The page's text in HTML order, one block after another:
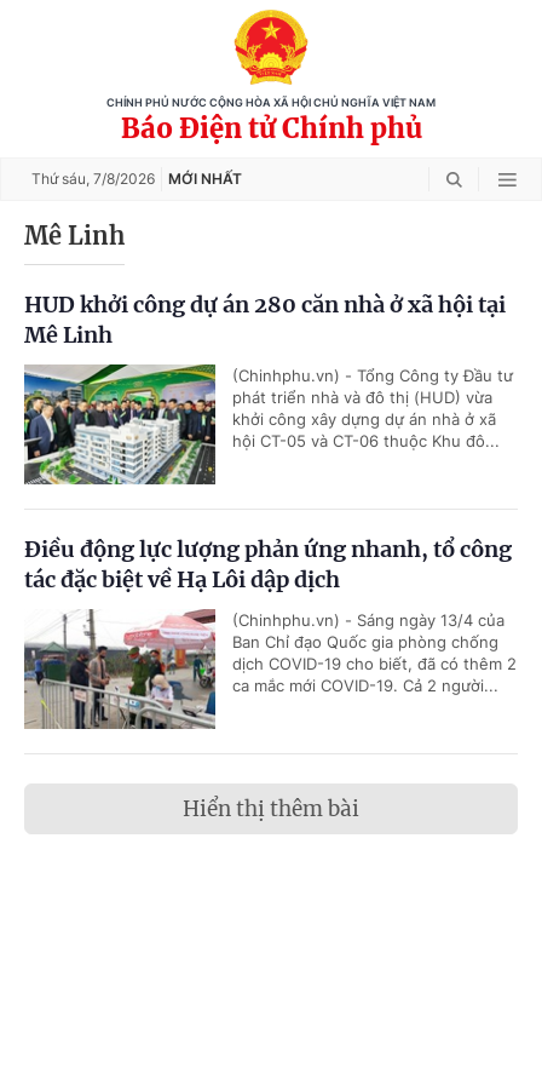
CHÍNH PHỦ NƯỚC CỘNG HÒA XÃ HỘI CHỦ NGHĨA VIỆT NAM
Báo Điện tử Chính phủ
Thứ sáu, 7/8/2026 MỚI NHẤT
Mê Linh
HUD khởi công dự án 280 căn nhà ở xã hội tại
Mê Linh
(Chinhphu.vn) - Tổng Công ty Đầu tư
phát triển nhà và đô thị (HUD) vừa
khởi công xây dựng dự án nhà ở xã
hội CT-05 và CT-06 thuộc Khu đô...
Điều động lực lượng phản ứng nhanh, tổ công
tác đặc biệt về Hạ Lôi dập dịch
(Chinhphu.vn) - Sáng ngày 13/4 của
Ban Chỉ đạo Quốc gia phòng chống
dịch COVID-19 cho biết, đã có thêm 2
ca mắc mới COVID-19. Cả 2 người...
Hiển thị thêm bài